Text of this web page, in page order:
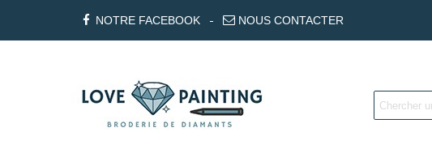
NOTRE FACEBOOK NOUS CONTACTER